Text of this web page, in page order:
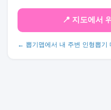
📍 지도에서
← 뽑기맵에서 내 주변 인형뽑기